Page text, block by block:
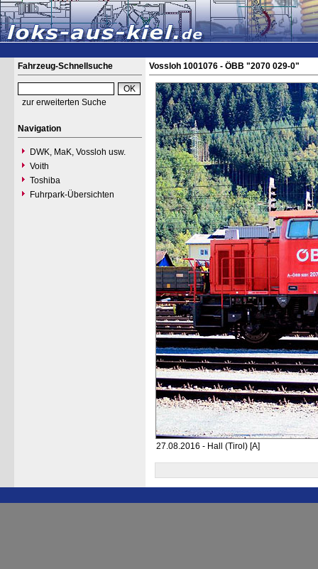
Fahrzeug-Schnellsuche
zur erweiterten Suche
Navigation
DWK, MaK, Vossloh usw.
Voith
Toshiba
Fuhrpark-Übersichten
Vossloh 1001076 - ÖBB "2070 029-0"
27.08.2016 - Hall (Tirol) [A]